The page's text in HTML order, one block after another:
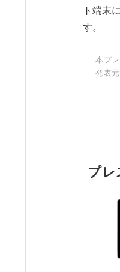
ト端末
す。
本プ
発表
プレ